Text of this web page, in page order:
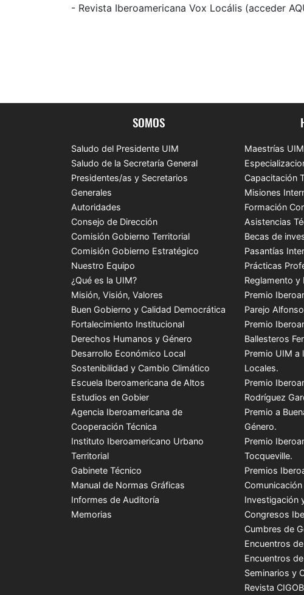
- Revista Iberoamericana Vox Locális (acceder
SOMOS
Saludo del Presidente UIM
Saludo de la Secretaría General
Presidentes/as y Secretarios
Generales
Autoridades
Consejo de Dirección
Comisión Gobierno Territorial
Comisión Gobierno Estratégico
Nuestro Equipo
¿Qué es la UIM?
Misión, Visión, Valores
Buen Gobierno y Calidad Democrática
Fortalecimiento Institucional
Derechos Humanos y Género
Desarrollo Económico Local
Sostenibilidad y Cambio Climático
Escuela Iberoamericana de Altos
Estudios en Gobier
Agencia Iberoamericana de
Cooperación Técnica
Instituto Iberoamericano Urbano
Territorial
Gabinete Técnico
Manual de Normas Gráficas
Informes de Auditoría
Memorias
Maestrías UIM
Capacitación
Misiones
Formación
Asistencias
Becas de
Pasantías
Prácticas
Reglamento y
Premio
Parejo
Premio
Ballesteros
Premio UIM a
Locales.
Premio
Rodríguez
Premio a
Género.
Premio
Tocqueville.
Premios
Comunicación
Investigación
Congresos
Cumbres de
Encuentros
Encuentros
Seminarios y
Revista